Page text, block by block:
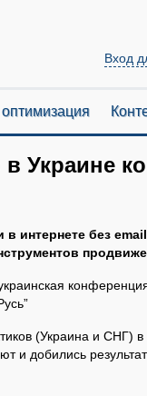
Вход
в Украине
интернете без
(Украина и СНГ)
и добились